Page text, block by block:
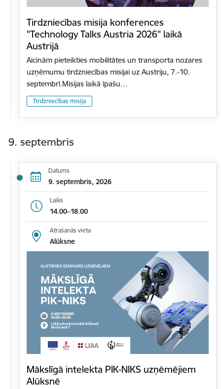
Tirdzniecības misija konferences
"Technology Talks Austria 2026" laikā
Austrijā
Aicinām pieteikties mobilitātes un transporta nozares
uzņēmumu tirdzniecības misijai uz Austriju, 7.-10.
septembrī.Misijas laikā īpašu…
Tirdzniecības misija
9. septembris
Datums
9. septembris, 2026
Laiks
14.00–18.00
Atrašanās vieta
Alūksne
Mākslīgā intelekta PIK-NIKS uzņēmējiem
Alūksnē